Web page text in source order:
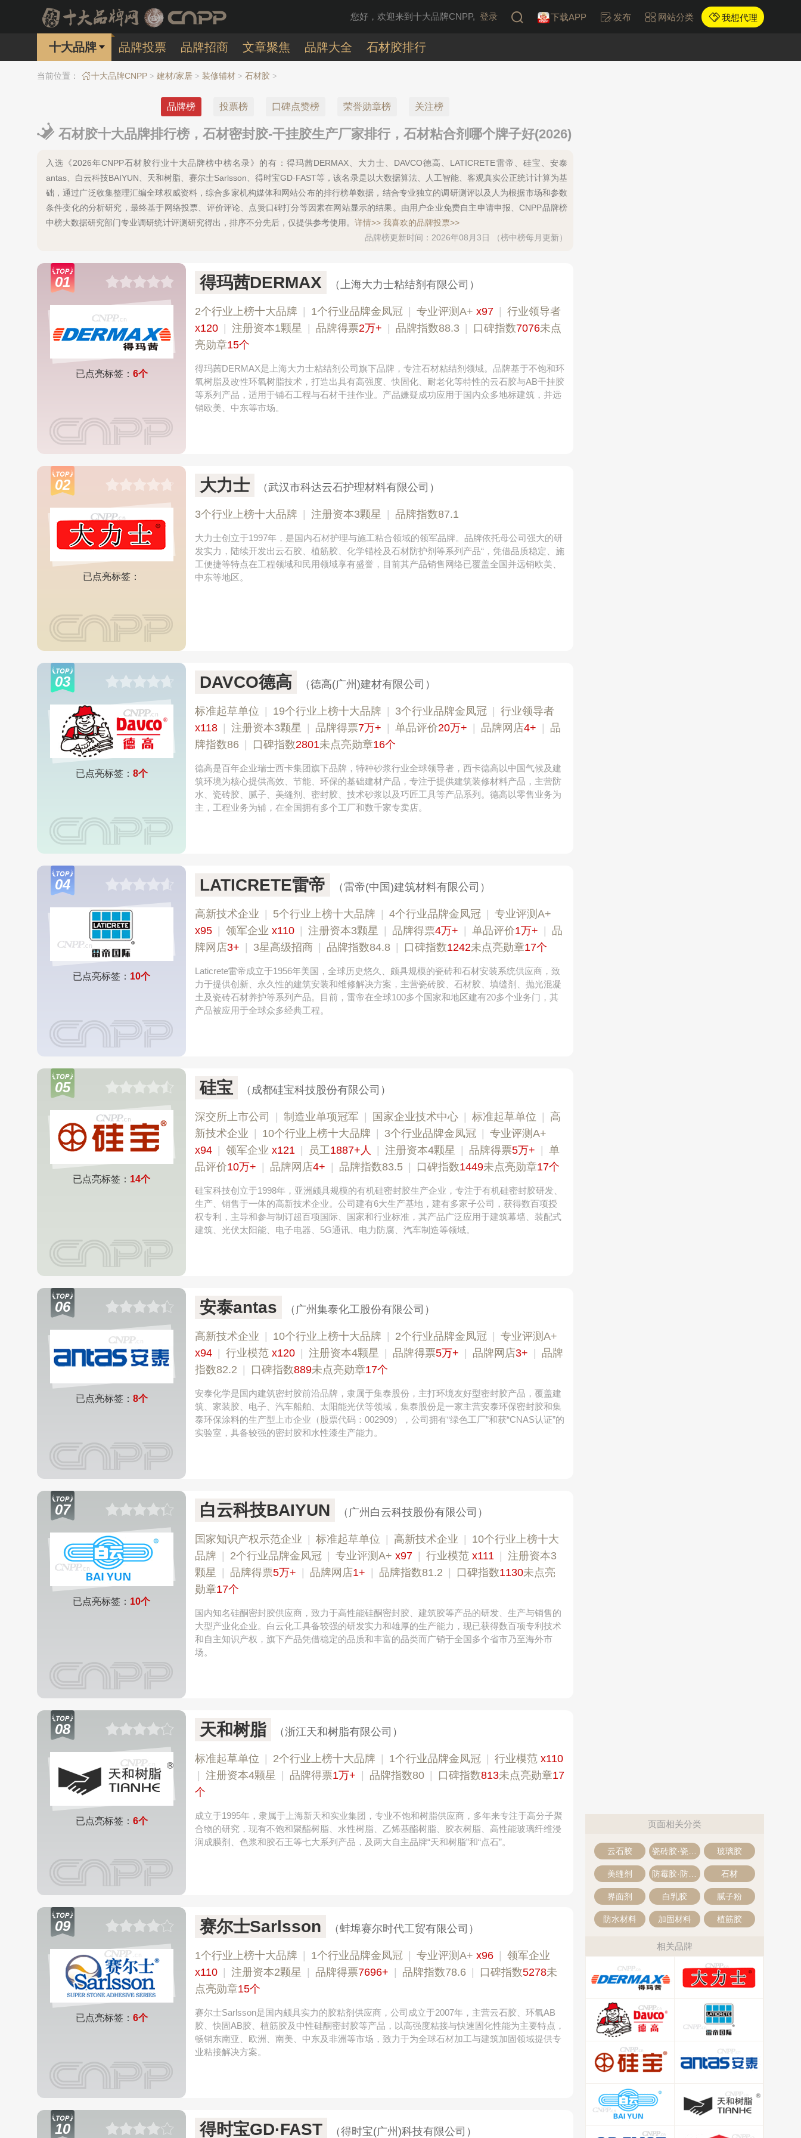
您好，欢迎来到十大品牌CNPP, 登录 下载APP 发布 网站分类 我想代理
十大品牌 品牌投票 品牌招商 文章聚焦 品牌大全 石材胶排行
当前位置： 十大品牌CNPP > 建材/家居 > 装修辅材 > 石材胶 >
品牌榜 投票榜 口碑点赞榜 荣誉勋章榜 关注榜
石材胶十大品牌排行榜，石材密封胶-干挂胶生产厂家排行，石材粘合剂哪个牌子好(2026)
入选《2026年CNPP石材胶行业十大品牌榜中榜名录》的有：得玛茜DERMAX、大力士、DAVCO德高、LATICRETE雷帝、硅宝、安泰
antas、白云科技BAIYUN、天和树脂、赛尔士Sarlsson、得时宝GD·FAST等，该名录是以大数据算法、人工智能、客观真实公正统计计算为基
础，通过广泛收集整理汇编全球权威资料，综合多家机构媒体和网站公布的排行榜单数据，结合专业独立的调研测评以及人为根据市场和参数
条件变化的分析研究，最终基于网络投票、评价评论、点赞口碑打分等因素在网站显示的结果。由用户企业免费自主申请申报、CNPP品牌榜
中榜大数据研究部门专业调研统计评测研究得出，排序不分先后，仅提供参考使用。 详情>> 我喜欢的品牌投票>>
品牌榜更新时间：2026年08月3日 （榜中榜每月更新）
01
已点亮标签： 6个
得玛茜DERMAX （上海大力士粘结剂有限公司）
2个行业上榜十大品牌 1个行业品牌金凤冠 专业评测A+ x97
行业领导者
x120
注册资本1颗星 品牌得票2万+ 品牌指数88.3 口碑指数7076未点
亮勋章15个
得玛茜DERMAX是上海大力士粘结剂公司旗下品牌，专注石材粘结剂领域。品牌基于不饱和环
氧树脂及改性环氧树脂技术，打造出具有高强度、快固化、耐老化等特性的云石胶与AB干挂胶
等系列产品，适用于铺石工程与石材干挂作业。产品嫌疑成功应用于国内众多地标建筑，并远
销欧美、中东等市场。
02
已点亮标签：
大力士 （武汉市科达云石护理材料有限公司）
3个行业上榜十大品牌 注册资本3颗星 品牌指数87.1
大力士创立于1997年，是国内石材护理与施工粘合领域的领军品牌。品牌依托母公司强大的研
发实力，陆续开发出云石胶、植筋胶、化学锚栓及石材防护剂等系列产品“，凭借品质稳定、施
工便捷等特点在工程领域和民用领域享有盛誉，目前其产品销售网络已覆盖全国并远销欧美、
中东等地区。
03
已点亮标签： 8个
DAVCO德高 （德高(广州)建材有限公司）
标准起草单位 19个行业上榜十大品牌 3个行业品牌金凤冠
行业领导者
x118
注册资本3颗星 品牌得票7万+ 单品评价20万+ 品牌网店4+
品
牌指数86
口碑指数2801未点亮勋章16个
德高是百年企业瑞士西卡集团旗下品牌，特种砂浆行业全球领导者，西卡德高以中国气候及建
筑环境为核心提供高效、节能、环保的基础建材产品，专注于提供建筑装修材料产品，主营防
水、瓷砖胶、腻子、美缝剂、密封胶、技术砂浆以及巧匠工具等产品系列。德高以零售业务为
主，工程业务为辅，在全国拥有多个工厂和数千家专卖店。
04
已点亮标签： 10个
LATICRETE雷帝 （雷帝(中国)建筑材料有限公司）
高新技术企业 5个行业上榜十大品牌 4个行业品牌金凤冠
专业评测A+
x95
领军企业 x110 注册资本3颗星 品牌得票4万+ 单品评价1万+
品
牌网店3+ 3星高级招商 品牌指数84.8 口碑指数1242未点亮勋章17个
Laticrete雷帝成立于1956年美国，全球历史悠久、颇具规模的瓷砖和石材安装系统供应商，致
力于提供创新、永久性的建筑安装和维修解决方案，主营瓷砖胶、石材胶、填缝剂、抛光混凝
土及瓷砖石材养护等系列产品。目前，雷帝在全球100多个国家和地区建有20多个业务门，其
产品被应用于全球众多经典工程。
05
已点亮标签： 14个
硅宝 （成都硅宝科技股份有限公司）
深交所上市公司 制造业单项冠军 国家企业技术中心 标准起草单位
高
新技术企业
10个行业上榜十大品牌 3个行业品牌金凤冠
专业评测A+
x94
领军企业 x121 员工1887+人 注册资本4颗星 品牌得票5万+
单
品评价10万+ 品牌网店4+ 品牌指数83.5 口碑指数1449未点亮勋章17个
硅宝科技创立于1998年，亚洲颇具规模的有机硅密封胶生产企业，专注于有机硅密封胶研发、
生产、销售于一体的高新技术企业。公司建有6大生产基地，建有多家子公司，获得数百项授
权专利，主导和参与制订超百项国际、国家和行业标准，其产品广泛应用于建筑幕墙、装配式
建筑、光伏太阳能、电子电器、5G通讯、电力防腐、汽车制造等领域。
06
已点亮标签： 8个
安泰antas （广州集泰化工股份有限公司）
高新技术企业 10个行业上榜十大品牌 2个行业品牌金凤冠
专业评测A+
x94
行业模范 x120 注册资本4颗星 品牌得票5万+ 品牌网店3+
品牌
指数82.2
口碑指数889未点亮勋章17个
安泰化学是国内建筑密封胶前沿品牌，隶属于集泰股份，主打环境友好型密封胶产品，覆盖建
筑、家装胶、电子、汽车船舶、太阳能光伏等领域，集泰股份是一家主营安泰环保密封胶和集
泰环保涂料的生产型上市企业（股票代码：002909），公司拥有“绿色工厂”和获“CNAS认证”的
实验室，具备较强的密封胶和水性漆生产能力。
07
已点亮标签： 10个
白云科技BAIYUN （广州白云科技股份有限公司）
国家知识产权示范企业 标准起草单位 高新技术企业
10个行业上榜十大
品牌
2个行业品牌金凤冠 专业评测A+ x97 行业模范 x111
注册资本3
颗星
品牌得票5万+ 品牌网店1+ 品牌指数81.2 口碑指数1130未点亮
勋章17个
国内知名硅酮密封胶供应商，致力于高性能硅酮密封胶、建筑胶等产品的研发、生产与销售的
大型产业化企业。白云化工具备较强的研发实力和雄厚的生产能力，现已获得数百项专利技术
和自主知识产权，旗下产品凭借稳定的品质和丰富的品类而广销于全国多个省市乃至海外市
场。
08
已点亮标签： 6个
天和树脂 （浙江天和树脂有限公司）
标准起草单位 2个行业上榜十大品牌 1个行业品牌金凤冠 行业模范 x110
注册资本4颗星 品牌得票1万+ 品牌指数80 口碑指数813未点亮勋章17
个
成立于1995年，隶属于上海新天和实业集团，专业不饱和树脂供应商，多年来专注于高分子聚
合物的研究，现有不饱和聚酯树脂、水性树脂、乙烯基酯树脂、胶衣树脂、高性能玻璃纤维浸
润成膜剂、色浆和胶石王等七大系列产品，及两大自主品牌“天和树脂”和“点石”。
09
已点亮标签： 6个
赛尔士Sarlsson （蚌埠赛尔时代工贸有限公司）
1个行业上榜十大品牌 1个行业品牌金凤冠 专业评测A+ x96
领军企业
x110
注册资本2颗星 品牌得票7696+ 品牌指数78.6 口碑指数5278未
点亮勋章15个
赛尔士Sarlsson是国内颇具实力的胶粘剂供应商，公司成立于2007年，主营云石胶、环氧AB
胶、快固AB胶、植筋胶及中性硅酮密封胶等产品，以高强度粘接与快速固化性能为主要特点，
畅销东南亚、欧洲、南美、中东及非洲等市场，致力于为全球石材加工与建筑加固领域提供专
业粘接解决方案。
10 得时宝GD·FAST （得时宝(广州)科技有限公司）
页面相关分类
云石胶 玻璃胶
美缝剂 防霉胶·防霉美容胶 石材
界面剂 白乳胶 腻子粉
防水材料 加固材料 植筋胶
相关品牌